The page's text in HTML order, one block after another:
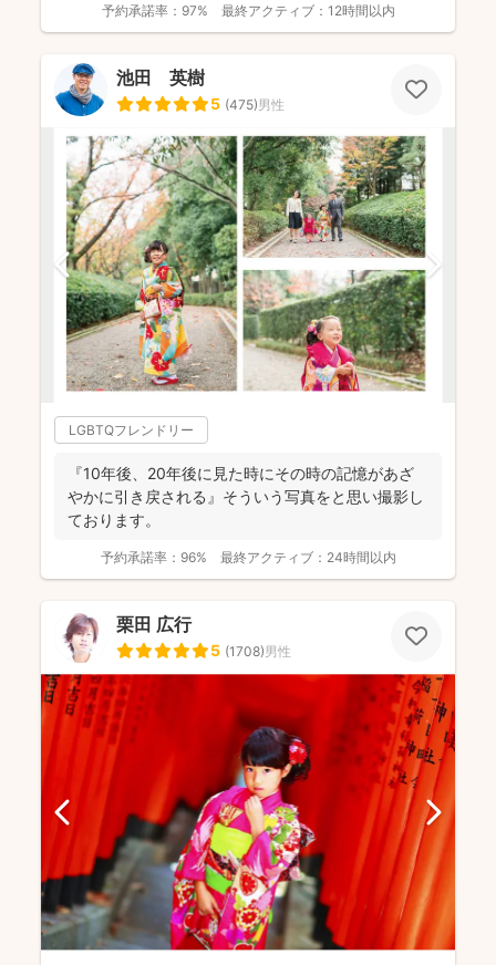
予約承諾率： 97% 最終アクティブ： 12時間以内
池田 英樹
5 (475)男性
LGBTQフレンドリー
『10年後、20年後に見た時にその時の記憶があざ
やかに引き戻される』そういう写真をと思い撮影し
ております。
予約承諾率： 96% 最終アクティブ： 24時間以内
栗田 広行
5 (1708)男性